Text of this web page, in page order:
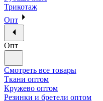
Трикотаж
Опт
Опт
Смотреть все товары
Ткани оптом
Кружево оптом
Резинки и бретели оптом